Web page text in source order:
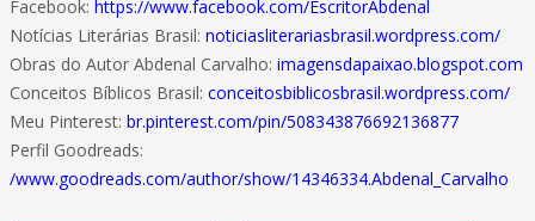
Facebook: https://www.facebook.com/EscritorAbdenal
Notícias Literárias Brasil: noticiasliterariasbrasil.wordpress.com/
Obras do Autor Abdenal Carvalho: imagensdapaixao.blogspot.com
Conceitos Bíblicos Brasil: conceitosbiblicosbrasil.wordpress.com/
Meu Pinterest: br.pinterest.com/pin/508343876692136877
Perfil Goodreads:
/www.goodreads.com/author/show/14346334.Abdenal_Carvalho